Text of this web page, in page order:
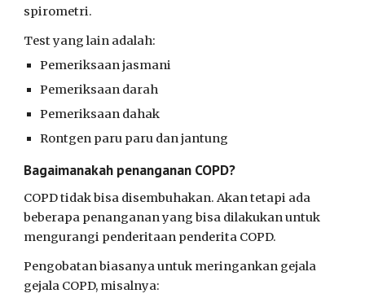
spirometri.
Test yang lain adalah:
Pemeriksaan jasmani
Pemeriksaan darah
Pemeriksaan dahak
Rontgen paru paru dan jantung
Bagaimanakah penanganan COPD?
COPD tidak bisa disembuhakan. Akan tetapi ada
beberapa penanganan yang bisa dilakukan untuk
mengurangi penderitaan penderita COPD.
Pengobatan biasanya untuk meringankan gejala
gejala COPD, misalnya: